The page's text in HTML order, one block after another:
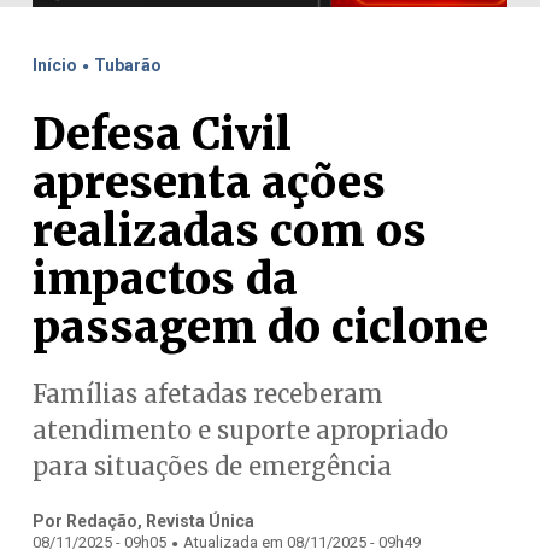
Início . Tubarão
Defesa Civil
apresenta ações
realizadas com os
impactos da
passagem do ciclone
Famílias afetadas receberam
atendimento e suporte apropriado
para situações de emergência
Por Redação, Revista Única
08/11/2025 - 09h05 . Atualizada em 08/11/2025 - 09h49